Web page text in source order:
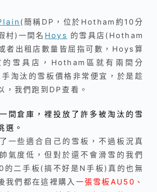
(簡稱DP，位於Hotham約10分
村)一間名 Hoys 的雪具店(Hotham
者出租店數量皆屈指可數，Hoys算
的雪具店，Hotham區就有兩間分
淘汰的雪板價格非常便宜，於是趁
，我們跑到DP查看。
間倉庫，裡投放了許多被淘汰的雪
選。
一些適合自己的雪板，不過板況真
氣度低，但對於還不會滑雪的我們
的二手板(搞不好是N手板)真的也無
我們都在這裡購入 一張雪板AU50、